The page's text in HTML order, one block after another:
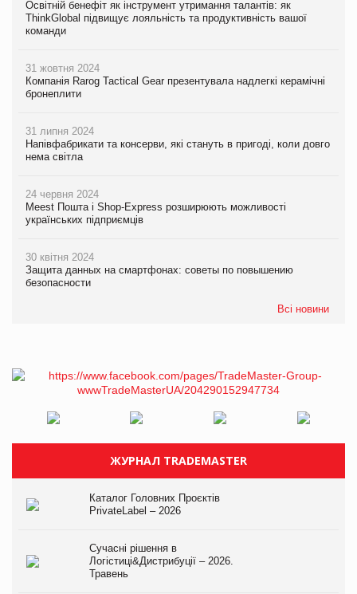
Освітній бенефіт як інструмент утримання талантів: як
ThinkGlobal підвищує лояльність та продуктивність вашої
команди
31 жовтня 2024
Компанія Rarog Tactical Gear презентувала надлегкі керамічні
бронеплити
31 липня 2024
Напівфабрикати та консерви, які стануть в пригоді, коли довго
нема світла
24 червня 2024
Meest Пошта і Shop-Express розширюють можливості
українських підприємців
30 квітня 2024
Защита данных на смартфонах: советы по повышению
безопасности
Всі новини
ЖУРНАЛ TRADEMASTER
Каталог Головних Проєктів
PrivateLabel – 2026
Сучасні рішення в
Логістиці&Дистрибуції – 2026.
Травень